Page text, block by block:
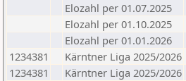
Elozahl per 01.07.2025
Elozahl per 01.10.2025
Elozahl per 01.01.2026
1234381
Kärntner Liga 2025/2026
1234381
Kärntner Liga 2025/2026